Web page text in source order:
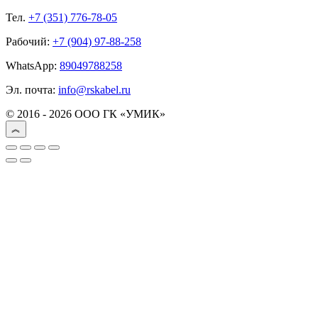
Тел. +7 (351) 776-78-05
Рабочий: +7 (904) 97-88-258
WhatsApp: 89049788258
Эл. почта: info@rskabel.ru
© 2016 - 2026 ООО ГК «УМИК»